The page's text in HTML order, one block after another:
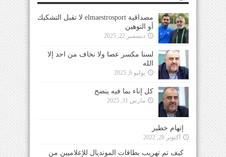
مصداقية elmaestrosport لا تقبل التشكيك
أو التوهين
ديسمبر 22, 2025
لسنا مكسر عصا ولا نخاف من احد إلا
الله
يوليو 6, 2025
كل إناء بما فيه ينضح
مارس 31, 2025
إتهام خطير
أكتوبر 28, 2022
كيف تم تهريب بطاقات المونديال للإعلاميين من